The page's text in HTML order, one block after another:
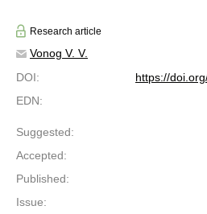
Research article
Vonog V. V.
DOI:
https://
EDN:
Suggested:
Accepted:
Published:
Issue: